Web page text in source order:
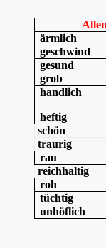
ärmlich
geschwind
gesund
grob
handlich
heftig
schön
traurig
rau
reichhaltig
roh
tüchtig
unhöflich